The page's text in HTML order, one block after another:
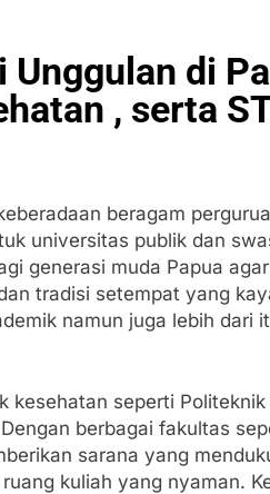
di
, serta
beragam
universitas publik dan
generasi muda Papua
tradisi setempat yang
namun juga lebih dari
kesehatan seperti
berbagai fakultas
sarana yang
kuliah yang nyaman.